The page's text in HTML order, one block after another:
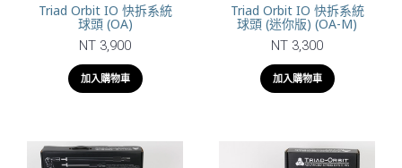
Triad Orbit IO 快拆系統
球頭 (OA)
NT 3,900
加入購物車
Triad Orbit IO 快拆系統
球頭 (迷你版) (OA-M)
NT 3,300
加入購物車